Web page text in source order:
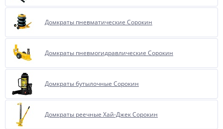
Домкраты пневматические Сорокин
Домкраты пневмогидравлические Сорокин
Домкраты бутылочные Сорокин
Домкраты реечные Хай-Джек Сорокин